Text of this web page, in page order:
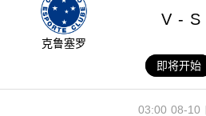
克鲁塞罗
V - S
即将开始
08-10
03:00